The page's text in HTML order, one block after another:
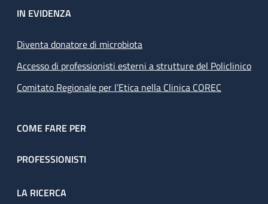
IN EVIDENZA
Diventa donatore di microbiota
Accesso di professionisti esterni a strutture del Policlinico
Comitato Regionale per l’Etica nella Clinica COREC
COME FARE PER
PROFESSIONISTI
LA RICERCA